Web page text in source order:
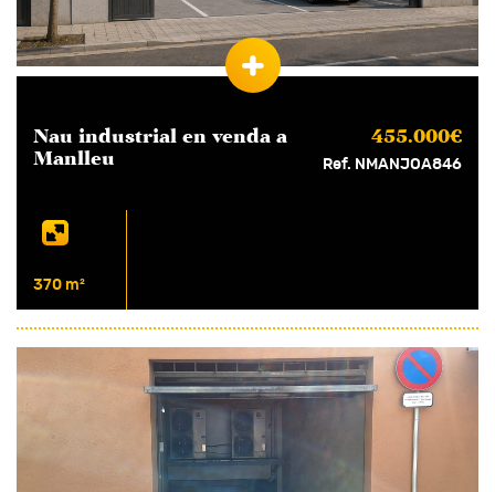
Nau industrial en venda a
Manlleu
455.000€
Ref. NMANJOA846
370 m²